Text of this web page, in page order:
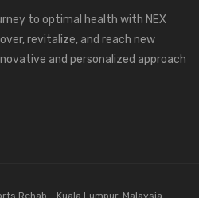
to optimal health with NEX
revitalize, and reach new
and personalized approach